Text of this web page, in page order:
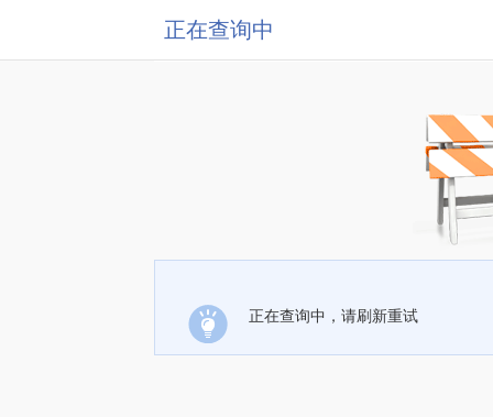
正在查询中
正在查询中，请刷新重试